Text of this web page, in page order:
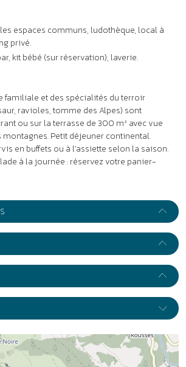
à la journée : réservez votre panier-
Leaflet|Wikimedia